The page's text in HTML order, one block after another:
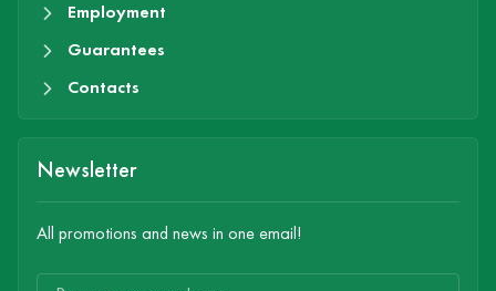
Employment
Guarantees
Contacts
Newsletter
All promotions and news in one email!